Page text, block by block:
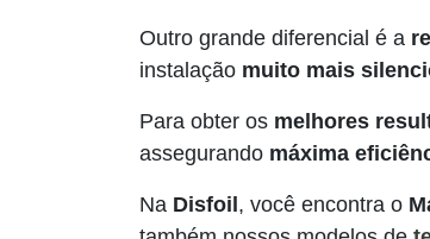
Outro grande diferencial é a
instalação muito mais
Para obter os melhores
assegurando máxima
Na Disfoil , você encontra o